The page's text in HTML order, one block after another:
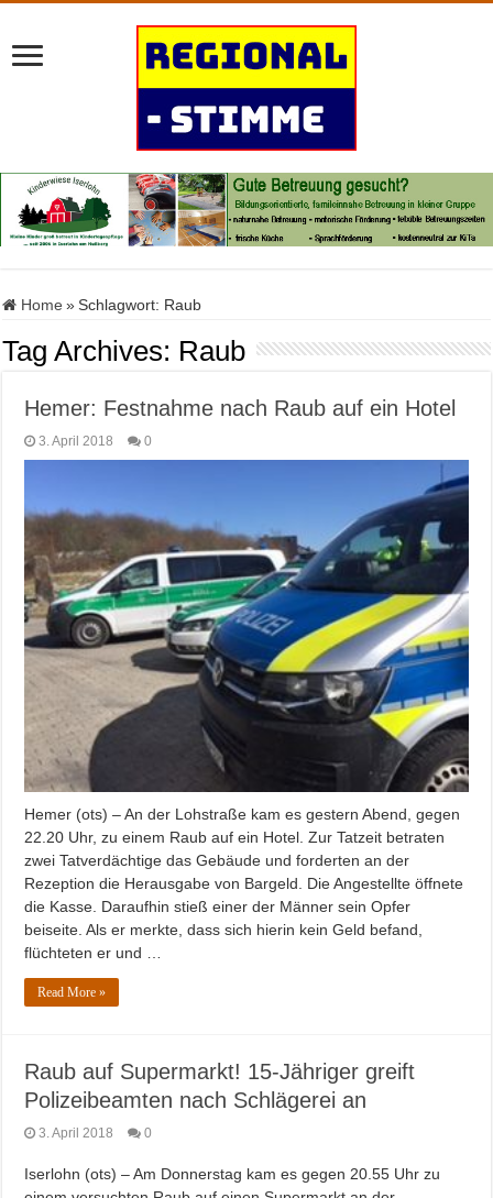
Home » Schlagwort: Raub
Tag Archives: Raub
Hemer: Festnahme nach Raub auf ein Hotel
3. April 2018 0
Hemer (ots) – An der Lohstraße kam es gestern Abend, gegen
22.20 Uhr, zu einem Raub auf ein Hotel. Zur Tatzeit betraten
zwei Tatverdächtige das Gebäude und forderten an der
Rezeption die Herausgabe von Bargeld. Die Angestellte öffnete
die Kasse. Daraufhin stieß einer der Männer sein Opfer
beiseite. Als er merkte, dass sich hierin kein Geld befand,
flüchteten er und …
Read More »
Raub auf Supermarkt! 15-Jähriger greift
Polizeibeamten nach Schlägerei an
3. April 2018 0
Iserlohn (ots) – Am Donnerstag kam es gegen 20.55 Uhr zu